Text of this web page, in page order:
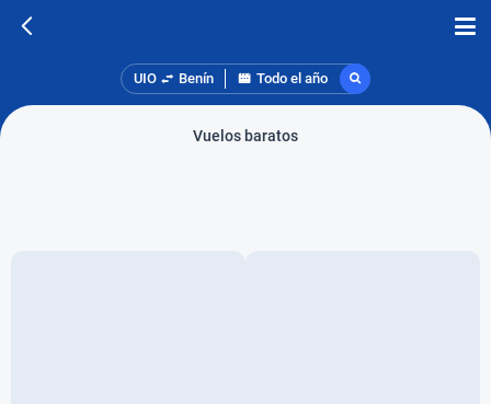
UIO Benín Todo el año
Vuelos baratos